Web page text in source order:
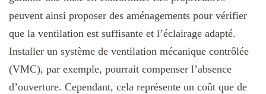
peuvent ainsi proposer des aménagements pour vérifier
que la ventilation est suffisante et l’éclairage adapté.
Installer un système de ventilation mécanique contrôlée
(VMC), par exemple, pourrait compenser l’absence
d’ouverture. Cependant, cela représente un coût que de